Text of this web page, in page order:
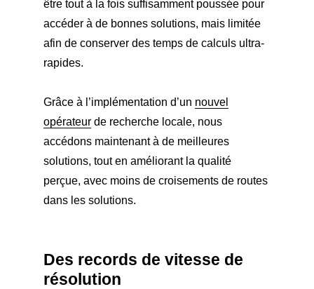
être tout à la fois suffisamment poussée pour
accéder à de bonnes solutions, mais limitée
afin de conserver des temps de calculs ultra-
rapides.
Grâce à l’implémentation d’un nouvel
opérateurde recherche locale, nous
accédons maintenant à de meilleures
solutions, tout en améliorant la qualité
perçue, avec moins de croisements de routes
dans les solutions.
Des records de vitesse de
résolution